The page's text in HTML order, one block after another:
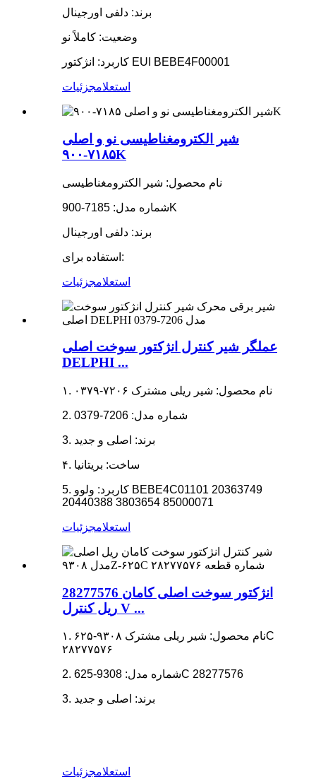
برند: دلفی اورجینال
وضعیت: کاملاً نو
کاربرد: انژکتور EUI BEBE4F00001
استعلامجزئیات
شیر الکترومغناطیسی نو و اصلی
۷۱۸۵-۹۰۰K
نام محصول: شیر الکترومغناطیسی
شماره مدل: 7185-900K
برند: دلفی اورجینال
استفاده برای:
استعلامجزئیات
عملگر شیر کنترل انژکتور سوخت اصلی
DELPHI ...
۱. نام محصول: شیر ریلی مشترک ۷۲۰۶-۰۳۷۹
2. شماره مدل: 7206-0379
3. برند: اصلی و جدید
۴. ساخت: بریتانیا
5. کاربرد: ولوو BEBE4C01101 20363749
20440388 3803654 85000071
استعلامجزئیات
28277576 انژکتور سوخت اصلی کامان
ریل کنترل V ...
۱. نام محصول: شیر ریلی مشترک ۹۳۰۸-۶۲۵C
۲۸۲۷۷۵۷۶
2. شماره مدل: 9308-625C 28277576
3. برند: اصلی و جدید
استعلامجزئیات